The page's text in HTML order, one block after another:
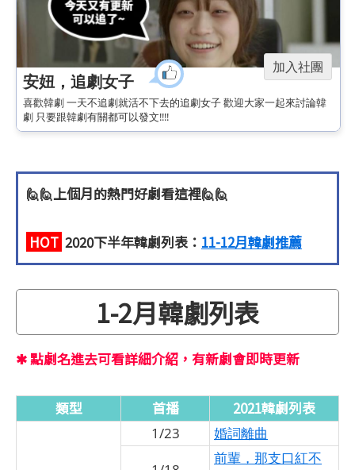
安妞，追劇女子
加入社團
喜歡韓劇一天不追劇就活不下去的追劇女子歡迎大家一起來討論韓
劇 只要跟韓劇有關都可以發文!!!!
🙋🙋上個月的熱門好劇看這裡🙋🙋
HOT 2020下半年韓劇列表： 11-12月韓劇推薦
1-2月韓劇列表
✱ 點劇名進去可看詳細介紹，有新劇會即時更新
類型 首播 2021韓劇列表
1/23
婚詞離曲
前輩，那支口紅不